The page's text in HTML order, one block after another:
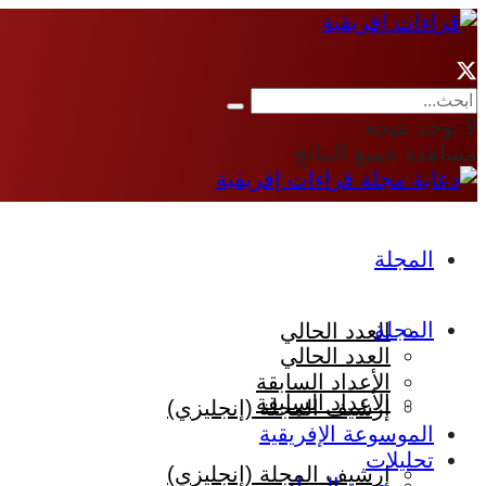
لا توجد نتيجة
مشاهدة جميع النتائج
المجلة
العدد الحالي
الأعداد السابقة
إرشيف المجلة (إنجليزي)
المجلة
العدد الحالي
الأعداد السابقة
إرشيف المجلة (إنجليزي)
الموسوعة الإفريقية
تحليلات